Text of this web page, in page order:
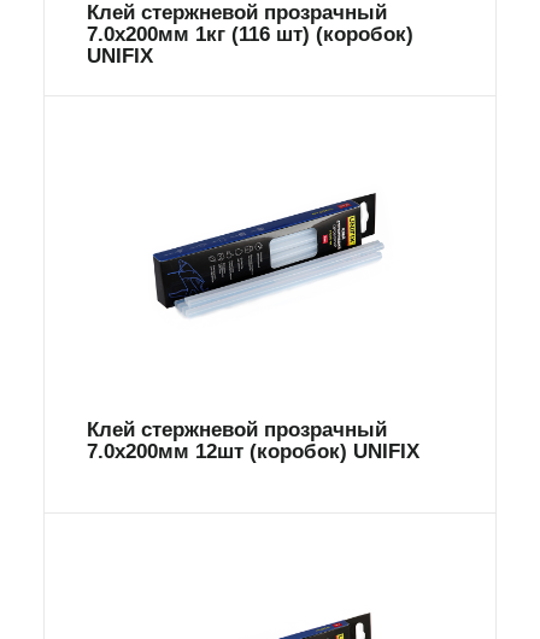
Клей стержневой прозрачный
7.0х200мм 1кг (116 шт) (коробок)
UNIFIX
Клей стержневой прозрачный
7.0х200мм 12шт (коробок) UNIFIX